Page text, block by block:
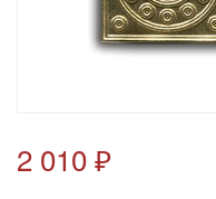
2 010 ₽